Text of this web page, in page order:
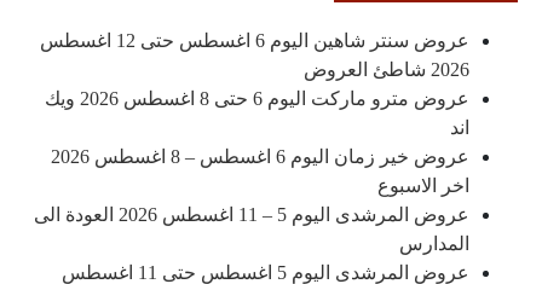
عروض سنتر شاهين اليوم 6 اغسطس حتى 12 اغسطس
2026 شاطئ العروض
عروض مترو ماركت اليوم 6 حتى 8 اغسطس 2026 ويك
اند
عروض خير زمان اليوم 6 اغسطس – 8 اغسطس 2026
اخر الاسبوع
عروض المرشدى اليوم 5 – 11 اغسطس 2026 العودة الى
المدارس
عروض المرشدى اليوم 5 اغسطس حتى 11 اغسطس